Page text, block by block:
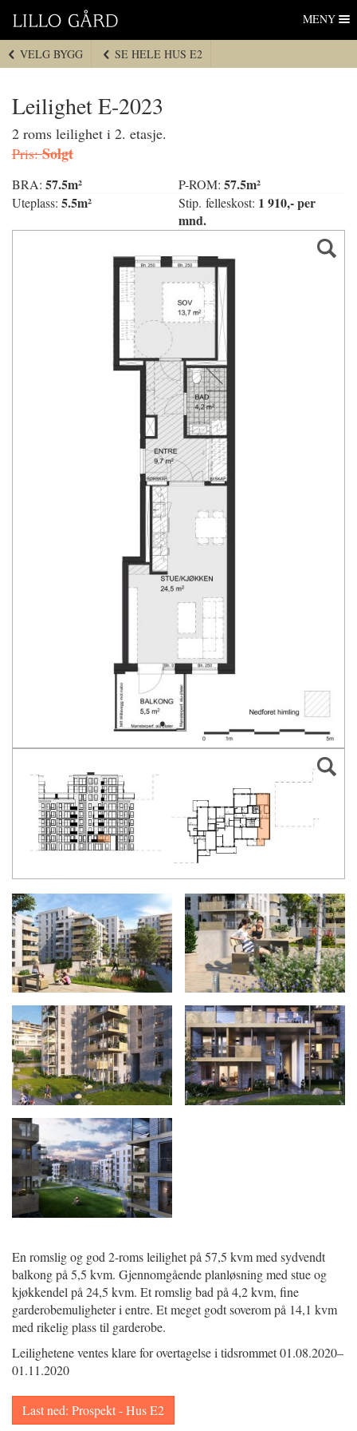
navigasjon
Hopp
innhold
MENY
VELG BYGG SE HELE HUS E2
Leilighet E-2023
2 roms leilighet i 2. etasje.
Pris:Solgt
BRA: 57.5m² P-ROM: 57.5m²
Uteplass: 5.5m² Stip. felleskost: 1 910,- per
mnd.
En romslig og god 2-roms leilighet på 57,5 kvm med sydvendt
balkong på 5,5 kvm. Gjennomgående planløsning med stue og
kjøkkendel på 24,5 kvm. Et romslig bad på 4,2 kvm, fine
garderobemuligheter i entre. Et meget godt soverom på 14,1 kvm
med rikelig plass til garderobe.
Leilighetene ventes klare for overtagelse i tidsrommet 01.08.2020–
01.11.2020
Last ned: Prospekt - Hus E2